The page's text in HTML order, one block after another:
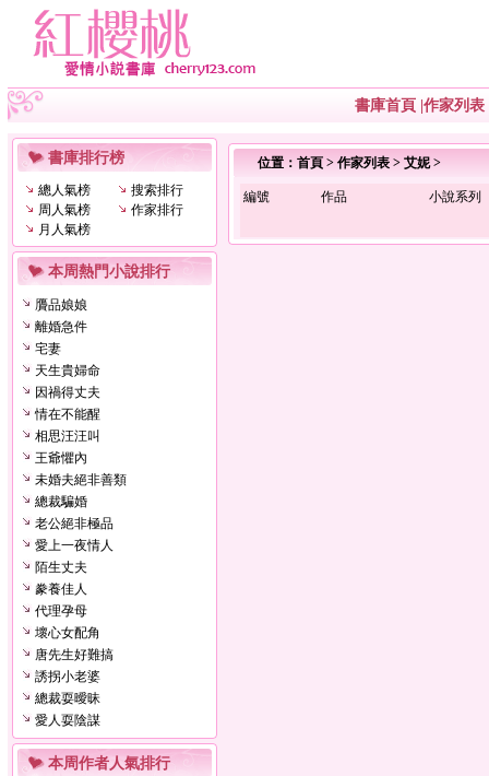
書庫首頁 作家列表
書庫排行榜
總人氣榜
搜索排行
周人氣榜
作家排行
月人氣榜
本周熱門小說排行
贗品娘娘
離婚急件
宅妻
天生貴婦命
因禍得丈夫
情在不能醒
相思汪汪叫
王爺懼內
未婚夫絕非善類
總裁騙婚
老公絕非極品
愛上一夜情人
陌生丈夫
豢養佳人
代理孕母
壞心女配角
唐先生好難搞
誘拐小老婆
總裁耍曖昧
愛人耍陰謀
本周作者人氣排行
位置： 首頁 > 作家列表 > 艾妮>
編號 作品 小說系列